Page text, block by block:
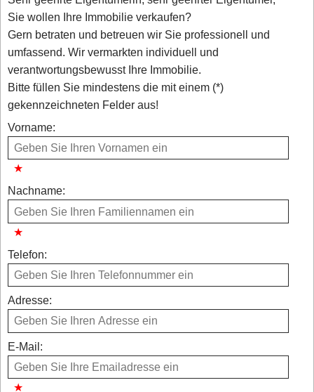
Sie wollen Ihre Immobilie verkaufen?
Gern betraten und betreuen wir Sie professionell und
umfassend. Wir vermarkten individuell und
verantwortungsbewusst Ihre Immobilie.
Bitte füllen Sie mindestens die mit einem (*)
gekennzeichneten Felder aus!
Vorname:
Nachname:
Telefon:
Adresse:
E-Mail: